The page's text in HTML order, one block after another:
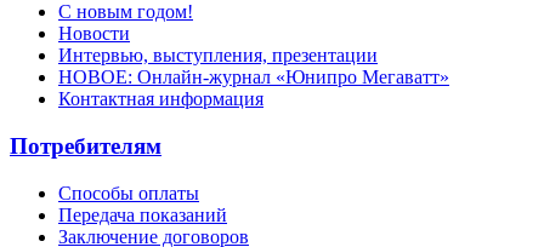
С новым годом!
Новости
Интервью, выступления, презентации
НОВОЕ: Онлайн-журнал «Юнипро Мегаватт»
Контактная информация
Потребителям
Способы оплаты
Передача показаний
Заключение договоров